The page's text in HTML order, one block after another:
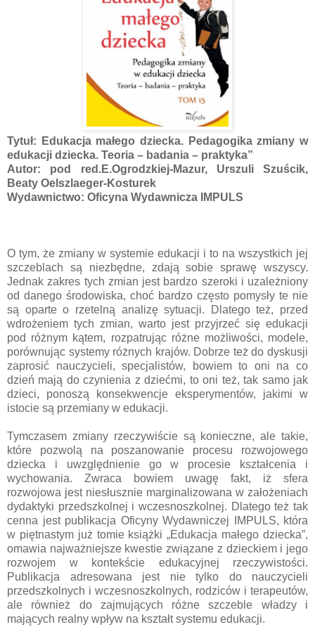
Tytuł: Edukacja małego dziecka. Pedagogika zmiany w
edukacji dziecka. Teoria – badania – praktyka”
Autor: pod red.E.Ogrodzkiej-Mazur, Urszuli Szuścik,
Beaty Oelszlaeger-Kosturek
Wydawnictwo: Oficyna Wydawnicza IMPULS
O tym, że zmiany w systemie edukacji i to na wszystkich jej
szczeblach są niezbędne, zdają sobie sprawę wszyscy.
Jednak zakres tych zmian jest bardzo szeroki i uzależniony
od danego środowiska, choć bardzo często pomysły te nie
są oparte o rzetelną analizę sytuacji. Dlatego też, przed
wdrożeniem tych zmian, warto jest przyjrzeć się edukacji
pod różnym kątem, rozpatrując różne możliwości, modele,
porównując systemy różnych krajów. Dobrze też do dyskusji
zaprosić nauczycieli, specjalistów, bowiem to oni na co
dzień mają do czynienia z dziećmi, to oni też, tak samo jak
dzieci, ponoszą konsekwencje eksperymentów, jakimi w
istocie są przemiany w edukacji.
Tymczasem zmiany rzeczywiście są konieczne, ale takie,
które pozwolą na poszanowanie procesu rozwojowego
dziecka i uwzględnienie go w procesie kształcenia i
wychowania. Zwraca bowiem uwagę fakt, iż sfera
rozwojowa jest niesłusznie marginalizowana w założeniach
dydaktyki przedszkolnej i wczesnoszkolnej. Dlatego też tak
cenna jest publikacja Oficyny Wydawniczej IMPULS, która
w piętnastym już tomie książki „Edukacja małego dziecka”,
omawia najważniejsze kwestie związane z dzieckiem i jego
rozwojem w kontekście edukacyjnej rzeczywistości.
Publikacja adresowana jest nie tylko do nauczycieli
przedszkolnych i wczesnoszkolnych, rodziców i terapeutów,
ale również do zajmujących różne szczeble władzy i
mających realny wpływ na kształt systemu edukacji.